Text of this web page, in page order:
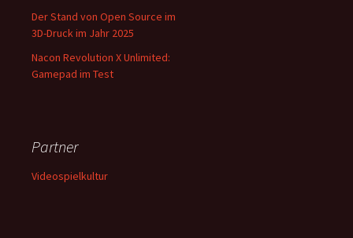
Der Stand von Open Source im
3D-Druck im Jahr 2025
Nacon Revolution X Unlimited:
Gamepad im Test
Partner
Videospielkultur